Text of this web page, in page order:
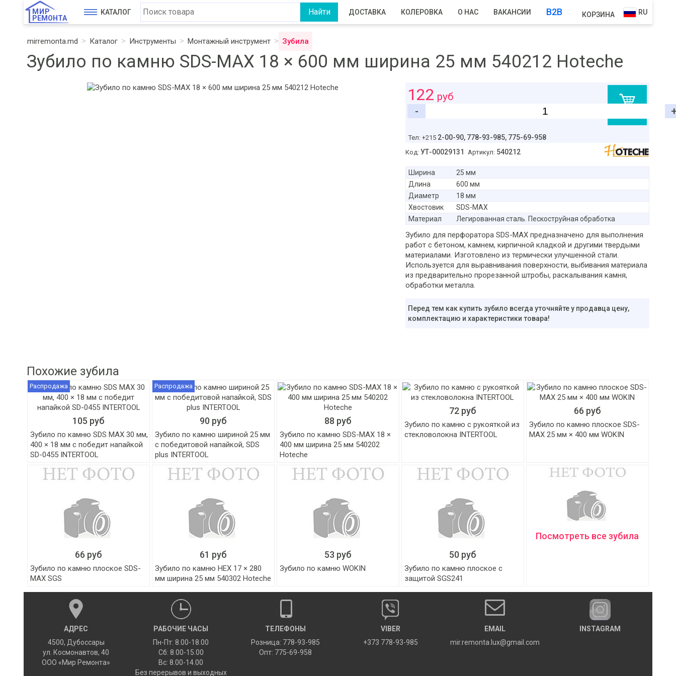
МИР
РЕМОНТА
КАТАЛОГ ДОСТАВКА КОЛЕРОВКА О НАС ВАКАНСИИ B2B КОРЗИНА RU
mirremonta.md Каталог Инструменты Монтажный инструмент Зубила
Зубило по камню SDS-MAX 18 × 600 мм ширина 25 мм 540212 Hoteche
122 руб
-
Тел: +215 2-00-90, 778-93-985, 775-69-958
Код: УТ-00029131 Артикул: 540212
Ширина
25 мм
Длина
600 мм
Диаметр
18 мм
Хвостовик
SDS-MAX
Материал
Легированная сталь. Пескоструйная обработка
Зубило для перфоратора SDS-MAX предназначено для выполнения
работ с бетоном, камнем, кирпичной кладкой и другими твердыми
материалами. Из­го­тов­ле­но из тер­ми­че­ски улуч­шен­ной ста­ли.
Используется для выравнивания поверхности, выбивания материала
из предварительно прорезанной штробы, раскалывания камня,
обработки металла.
Перед тем как купить зубило всегда уточняйте у продавца цену,
комплектацию и характеристики товара!
Похожие зубила
Распродажа
105 руб
Зубило по камню SDS MAX 30 мм,
400 × 18 мм с победит напайкой
SD-0455 INTERTOOL
Распродажа
90 руб
Зубило по камню шириной 25 мм
с победитовой напайкой, SDS
plus INTERTOOL
88 руб
Зубило по камню SDS-MAX 18 ×
400 мм ширина 25 мм 540202
Hoteche
72 руб
Зубило по камню с рукояткой из
стекловолокна INTERTOOL
66 руб
Зубило по камню плоское SDS-
MAX 25 мм × 400 мм WOKIN
66 руб
Зубило по камню плоское SDS-
MAX SGS
61 руб
Зубило по камню HEX 17 × 280
мм ширина 25 мм 540302 Hoteche
53 руб
Зубило по камню WOKIN
50 руб
Зубило по камню плоское с
защитой SGS241
Посмотреть все зубила
АДРЕС
4500, Дубоссары
ул. Космонавтов, 40
ООО «Мир Ремонта»
РАБОЧИЕ ЧАСЫ
Пн-Пт: 8.00-18.00
Сб: 8.00-15.00
Вс: 8.00-14.00
Без перерывов и выходных
ТЕЛЕФОНЫ
Розница: 778-93-985
Опт: 775-69-958
VIBER
+373 778-93-985
EMAIL
mir.remonta.lux@gmail.com
INSTAGRAM